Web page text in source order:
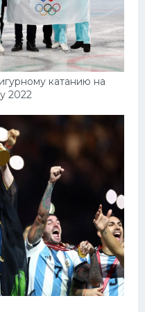
катанию на
2022